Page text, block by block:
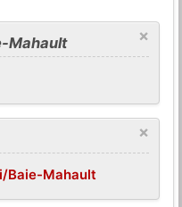
×
Mahault
×
Baie-Mahault